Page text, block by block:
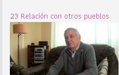
23 Relación con otros pueblos